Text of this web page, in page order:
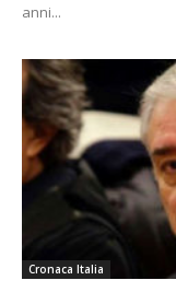
anni...
Cronaca Italia